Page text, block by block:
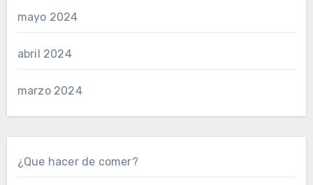
mayo 2024
abril 2024
marzo 2024
¿Que hacer de comer?